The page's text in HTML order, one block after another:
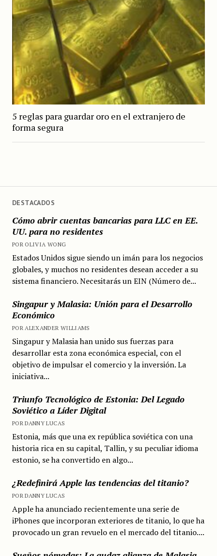
DESTACADOS
Cómo abrir cuentas bancarias para LLC en EE.
UU. para no residentes
POR OLIVIA WONG
Estados Unidos sigue siendo un imán para los negocios
globales, y muchos no residentes desean acceder a su
sistema financiero. Necesitarás un EIN (Número de...
Singapur y Malasia: Unión para el Desarrollo
Económico
POR ALEXANDER WILLIAMS
Singapur y Malasia han unido sus fuerzas para
desarrollar esta zona económica especial, con el
objetivo de impulsar el comercio y la inversión. La
iniciativa...
Triunfo Tecnológico de Estonia: Del Legado
Soviético a Líder Digital
POR DANNY LUCAS
Estonia, más que una ex república soviética con una
historia rica en su capital, Tallin, y su peculiar idioma
estonio, se ha convertido en algo...
¿Redefinirá Apple las tendencias del titanio?
POR DANNY LUCAS
Apple ha anunciado recientemente una serie de
iPhones que incorporan exteriores de titanio, lo que ha
provocado un gran revuelo en el mercado del titanio....
5 reglas para guardar oro en el extranjero de
forma segura